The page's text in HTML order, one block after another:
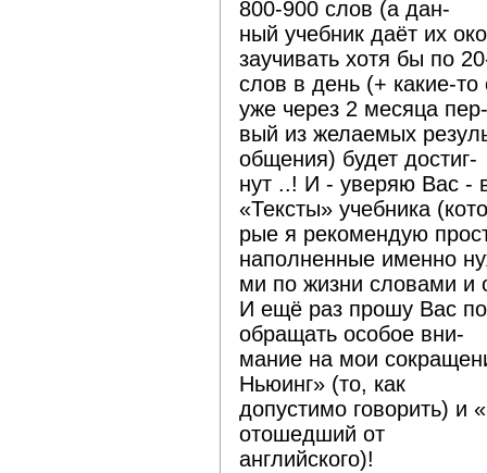
800-900 слов (а дан-
ный учебник даёт их
заучивать хотя бы по
слов в день (+ какие-
уже через 2 месяца пер-
вый из желаемых
общения) будет достиг-
нут ..! И - уверяю Вас -
«Тексты» учебника
рые я рекомендую
наполненные именно
ми по жизни словами и
И ещё раз прошу Вас
обращать особое вни-
мание на мои
Ньюинг» (то, как
допустимо говорить) и
отошедший от
английского)!